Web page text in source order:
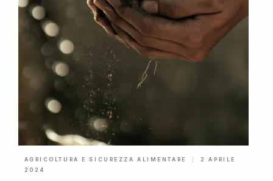
AGRICOLTURA E SICUREZZA ALIMENTARE
2 APRILE
2024